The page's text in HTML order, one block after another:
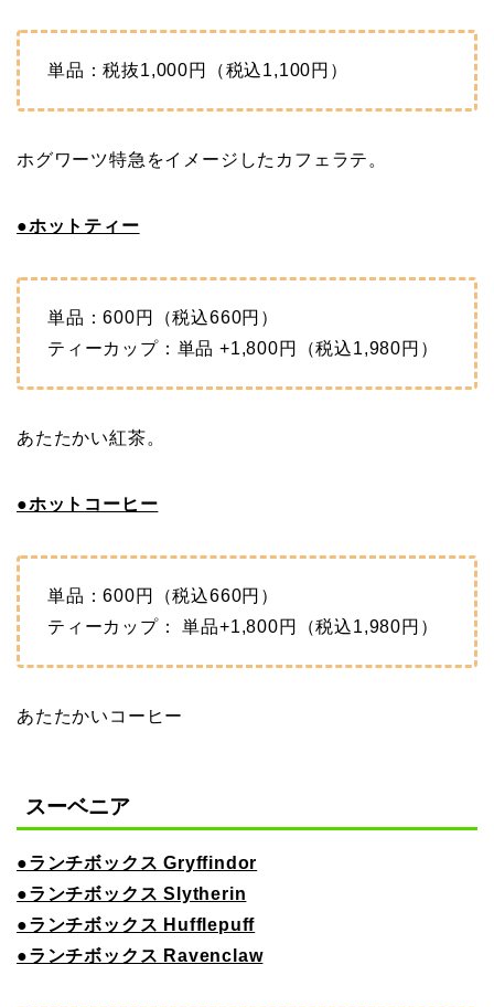
単品：税抜1,000円（税込1,100円）
ホグワーツ特急をイメージしたカフェラテ。
●ホットティー
単品：600円（税込660円）
ティーカップ：単品 +1,800円（税込1,980円）
あたたかい紅茶。
●ホットコーヒー
単品：600円（税込660円）
ティーカップ： 単品+1,800円（税込1,980円）
あたたかいコーヒー
スーベニア
●ランチボックス Gryffindor
●ランチボックス Slytherin
●ランチボックス Hufflepuff
●ランチボックス Ravenclaw